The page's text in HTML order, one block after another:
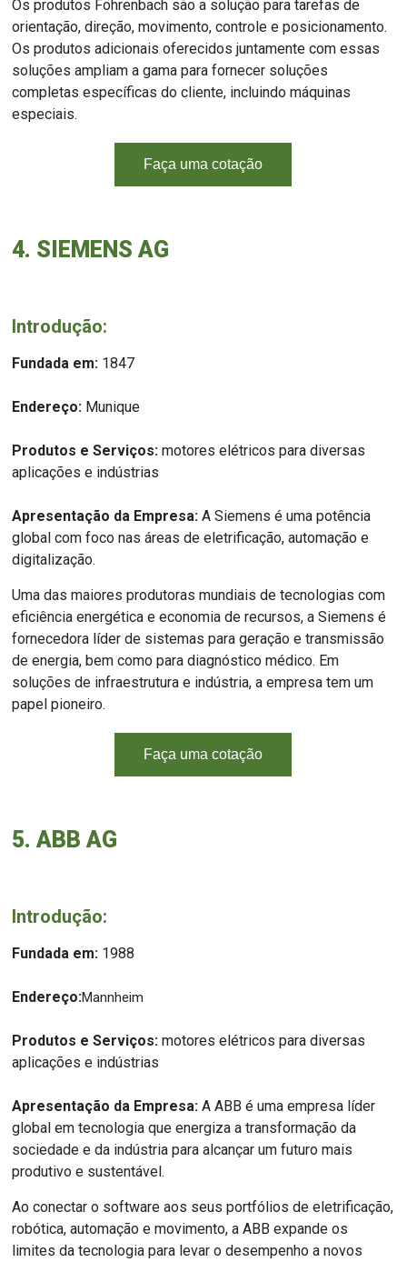
Os produtos Föhrenbach são a solução para tarefas de
orientação, direção, movimento, controle e posicionamento.
Os produtos adicionais oferecidos juntamente com essas
soluções ampliam a gama para fornecer soluções
completas específicas do cliente, incluindo máquinas
especiais.
Faça uma cotação
4. SIEMENS AG
Introdução:
Fundada em: 1847
Endereço: Munique
Produtos e Serviços:motores elétricos para diversas
aplicações e indústrias
Apresentação da Empresa:A Siemens é uma potência
global com foco nas áreas de eletrificação, automação e
digitalização.
Uma das maiores produtoras mundiais de tecnologias com
eficiência energética e economia de recursos, a Siemens é
fornecedora líder de sistemas para geração e transmissão
de energia, bem como para diagnóstico médico. Em
soluções de infraestrutura e indústria, a empresa tem um
papel pioneiro.
Faça uma cotação
5. ABB AG
Introdução:
Fundada em: 1988
Endereço:Mannheim
Produtos e Serviços:motores elétricos para diversas
aplicações e indústrias
Apresentação da Empresa:A ABB é uma empresa líder
global em tecnologia que energiza a transformação da
sociedade e da indústria para alcançar um futuro mais
produtivo e sustentável.
Ao conectar o software aos seus portfólios de eletrificação,
robótica, automação e movimento, a ABB expande os
limites da tecnologia para levar o desempenho a novos